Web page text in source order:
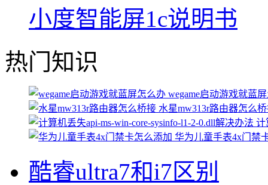
小度智能屏1c说明书
热门知识
wegame启动游戏就蓝
水星mw313r路由器怎么
计
华为儿童手表4x门禁
酷睿ultra7和i7区别